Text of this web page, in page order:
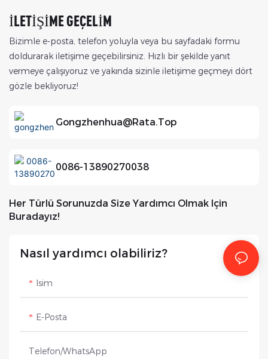
İLETIŞIME GEÇELIM
Bizimle e-posta, telefon yoluyla veya bu sayfadaki formu
doldurarak iletişime geçebilirsiniz. Hızlı bir şekilde yanıt
vermeye çalışıyoruz ve yakında sizinle iletişime geçmeyi dört
gözle bekliyoruz!
Gongzhenhua@rata.top
0086-13890270038
Her Türlü Sorunuzda Size Yardımcı Olmak Için
Buradayız!
Nasıl yardımcı olabiliriz?
Isim
E-Posta
Telefon/WhatsApp